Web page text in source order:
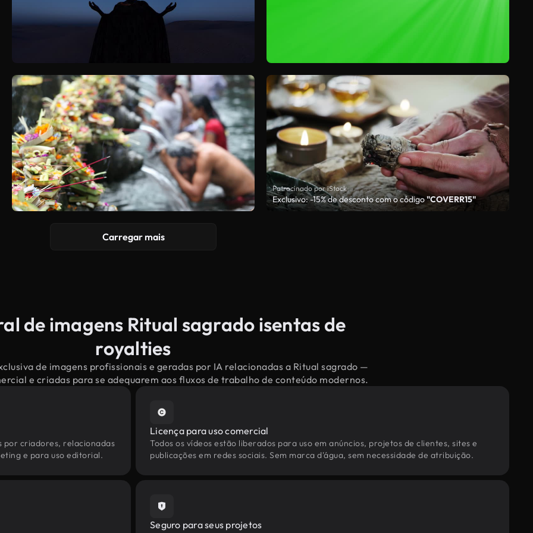
Patrocinado por iStock
Exclusivo: -15% de desconto com o código"COVERR15"
Carregar mais
de imagens Ritual sagrado isentas de
royalties
de imagens profissionais e geradas por IA relacionadas a Ritual sagrado —
e criadas para se adequarem aos fluxos de trabalho de conteúdo modernos.
por criadores, relacionadas
e para uso editorial.
Licença para uso comercial
Todos os vídeos estão liberados para uso em anúncios, projetos de clientes, sites e
publicações em redes sociais. Sem marca d'água, sem necessidade de atribuição.
Seguro para seus projetos